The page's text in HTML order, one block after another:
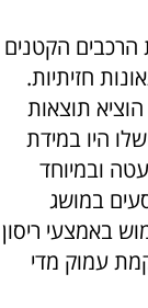
הרכבים הקטנים
חזיתיות.
תוצאות
היו במידת
ובמיוחד
במושג
באמצעי ריסון
עמוק מדי